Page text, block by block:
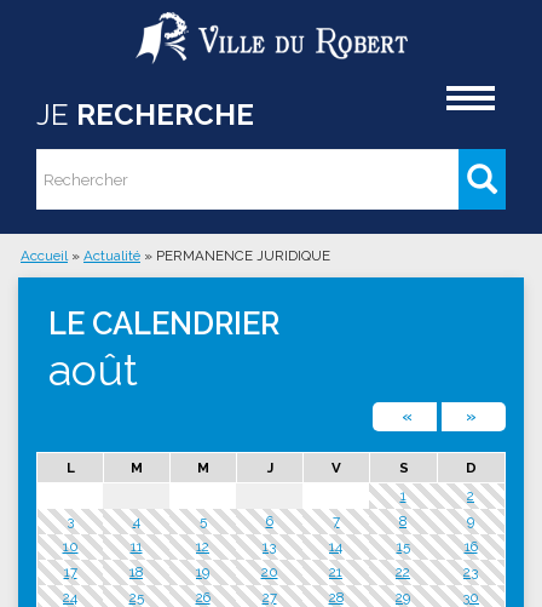
Aller au contenu principal
JE RECHERCHE
Formulaire de recherche
Rechercher
Vous êtes ici
Accueil » Actualité » PERMANENCE JURIDIQUE
LE CALENDRIER
août
« »
L M M J V S
D
1
2
3
4 5 6 7 8
9
10
11 12 13 14 15
16
17
18 19 20 21 22
23
24
25 26 27 28 29
30